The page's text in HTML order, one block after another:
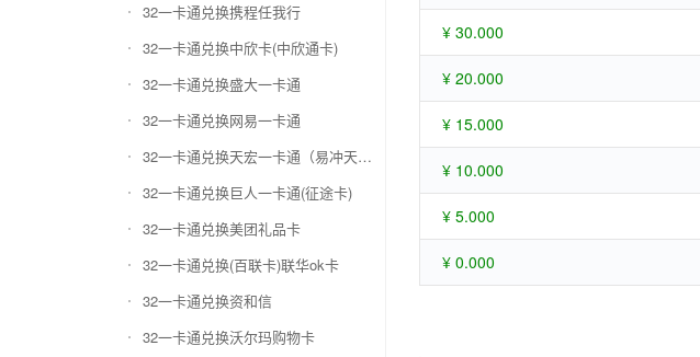
32一卡通兑换携程任我行
32一卡通兑换中欣卡(中欣通卡)
32一卡通兑换盛大一卡通
32一卡通兑换网易一卡通
32一卡通兑换天宏一卡通（易冲天宏卡）
32一卡通兑换巨人一卡通(征途卡)
32一卡通兑换美团礼品卡
32一卡通兑换(百联卡)联华ok卡
32一卡通兑换资和信
32一卡通兑换沃尔玛购物卡
¥ 30.000
¥ 20.000
¥ 15.000
¥ 10.000
¥ 5.000
¥ 0.000